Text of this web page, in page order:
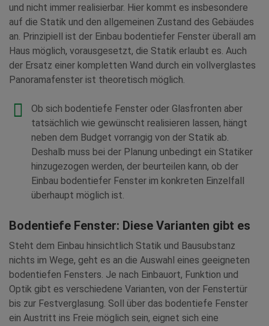
und nicht immer realisierbar. Hier kommt es insbesondere
auf die Statik und den allgemeinen Zustand des Gebäudes
an. Prinzipiell ist der Einbau bodentiefer Fenster überall am
Haus möglich, vorausgesetzt, die Statik erlaubt es. Auch
der Ersatz einer kompletten Wand durch ein vollverglastes
Panoramafenster ist theoretisch möglich.
Ob sich bodentiefe Fenster oder Glasfronten aber
tatsächlich wie gewünscht realisieren lassen, hängt
neben dem Budget vorrangig von der Statik ab.
Deshalb muss bei der Planung unbedingt ein Statiker
hinzugezogen werden, der beurteilen kann, ob der
Einbau bodentiefer Fenster im konkreten Einzelfall
überhaupt möglich ist.
Bodentiefe Fenster: Diese Varianten gibt es
Steht dem Einbau hinsichtlich Statik und Bausubstanz
nichts im Wege, geht es an die Auswahl eines geeigneten
bodentiefen Fensters. Je nach Einbauort, Funktion und
Optik gibt es verschiedene Varianten, von der Fenstertür
bis zur Festverglasung. Soll über das bodentiefe Fenster
ein Austritt ins Freie möglich sein, eignet sich eine